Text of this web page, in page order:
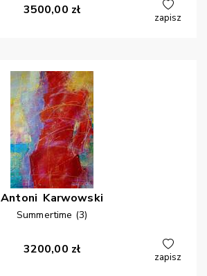
3500,00 zł
zapisz
Antoni Karwowski
Summertime (3)
3200,00 zł
zapisz